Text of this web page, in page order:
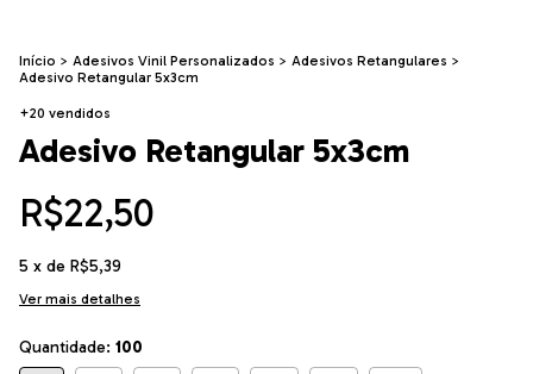
Início > Adesivos Vinil Personalizados > Adesivos Retangulares >
Adesivo Retangular 5x3cm
+20 vendidos
Adesivo Retangular 5x3cm
R$22,50
5 x de R$5,39
Ver mais detalhes
Quantidade: 100